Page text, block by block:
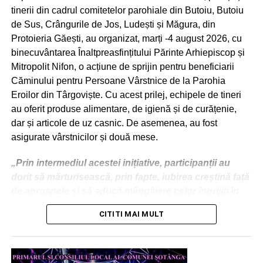
dorește închiderea capacităților de producție energie
pe cărbune și că există o singură situație, la Govora,
unde cei 100 MW obținuți din cărbune se pot înlocui
cu energie produsă din gaze naturale. Ministerul
Energiei a avertizat că, dacă amendamentele trec
ajungem în situația de a avea PNRR-ul blocat și banii
pierduți din fonduri europene”, a adăugat Aurelian
Cotinescu – deputat PNL de Dâmbovița.
RECLAMA
A mai precizat parlamentarul că președintele României,
toate prerogativele prezidențiale pentru a o bloca și
tinerii din cadrul comitetelor parohiale din Butoiu, Butoiu
de Sus, Crângurile de Jos, Ludești și Măgura, din
Protoieria Găești, au organizat, marți -4 august 2026, cu
binecuvântarea Înaltpreasfințitului Părinte Arhiepiscop și
Mitropolit Nifon, o acțiune de sprijin pentru beneficiarii
Căminului pentru Persoane Vârstnice de la Parohia
Eroilor din Târgoviște. Cu acest prilej, echipele de tineri
au oferit produse alimentare, de igienă și de curățenie,
dar și articole de uz casnic. De asemenea, au fost
asigurate vârstnicilor și două mese.
„Prin intermediul acestei inițiative, participanții au
dorit să mărturisească, prin fapte, iubirea creștină față
cadrul acestui așezământ. Acest demers filantropic
subliniază responsabilitatea comunitară a parohiilor
solidaritatea eclezială în promovarea faptelor de
CITITI MAI MULT